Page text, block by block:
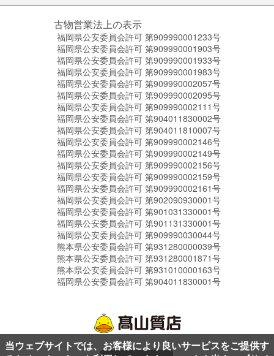
古物営業法上の表示
福岡県公安委員会許可 第909990001233号
福岡県公安委員会許可 第909990001903号
福岡県公安委員会許可 第909990001933号
福岡県公安委員会許可 第909990001983号
福岡県公安委員会許可 第909990002057号
福岡県公安委員会許可 第909990002095号
福岡県公安委員会許可 第909990002111号
福岡県公安委員会許可 第904011830002号
福岡県公安委員会許可 第904011810007号
福岡県公安委員会許可 第909990002146号
福岡県公安委員会許可 第909990002149号
福岡県公安委員会許可 第909990002156号
福岡県公安委員会許可 第909990002159号
福岡県公安委員会許可 第909990002161号
福岡県公安委員会許可 第902090930001号
福岡県公安委員会許可 第901031330001号
福岡県公安委員会許可 第901131330001号
福岡県公安委員会許可 第909990030044号
熊本県公安委員会許可 第931280000039号
熊本県公安委員会許可 第931280001871号
熊本県公安委員会許可 第931010000163号
福岡県公安委員会許可 第904011830001号
当ウェブサイトでは、お客様により良いサービスをご提供す